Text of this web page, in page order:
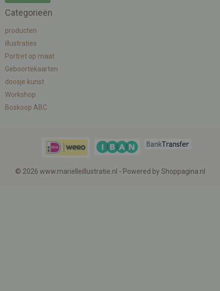
Categorieën
producten
illustraties
Portret op maat
Geboortekaarten
doosje kunst
Workshop
Boskoop ABC
© 2026 www.marielleillustratie.nl - Powered by Shoppagina.nl